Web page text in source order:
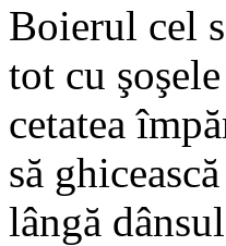
Boierul cel
tot cu
cetatea
să
lângă